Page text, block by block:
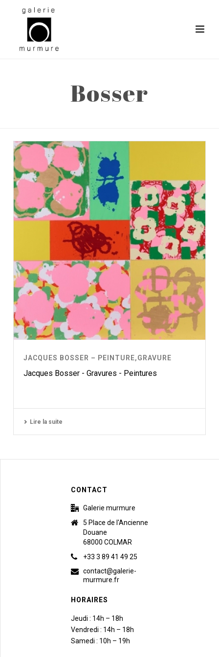
Bosser
JACQUES BOSSER – PEINTURE,GRAVURE
Jacques Bosser - Gravures - Peintures
Lire la suite
CONTACT
Galerie murmure
5 Place de l'Ancienne
Douane
68000 COLMAR
+33 3 89 41 49 25
contact@galerie-
murmure.fr
HORAIRES
Jeudi : 14h – 18h
Vendredi : 14h – 18h
Samedi : 10h – 19h